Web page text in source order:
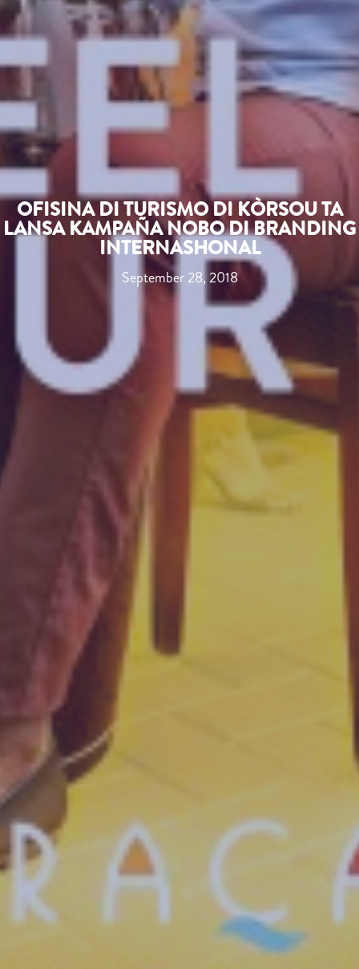
OFISINA DI TURISMO DI KÒRSOU TA
LANSA KAMPAÑA NOBO DI BRANDING
INTERNASHONAL
September 28, 2018